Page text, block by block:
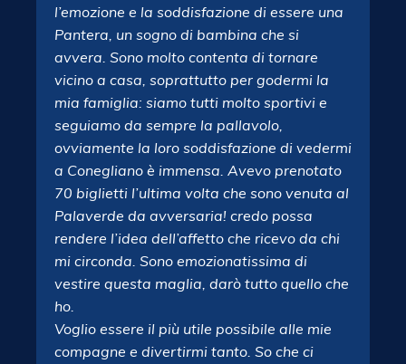
l’emozione e la soddisfazione di essere una
Pantera, un sogno di bambina che si
avvera. Sono molto contenta di tornare
vicino a casa, soprattutto per godermi la
mia famiglia: siamo tutti molto sportivi e
seguiamo da sempre la pallavolo,
ovviamente la loro soddisfazione di vedermi
a Conegliano è immensa. Avevo prenotato
70 biglietti l’ultima volta che sono venuta al
Palaverde da avversaria! credo possa
rendere l’idea dell’affetto che ricevo da chi
mi circonda. Sono emozionatissima di
vestire questa maglia, darò tutto quello che
ho.
Voglio essere il più utile possibile alle mie
compagne e divertirmi tanto. So che ci